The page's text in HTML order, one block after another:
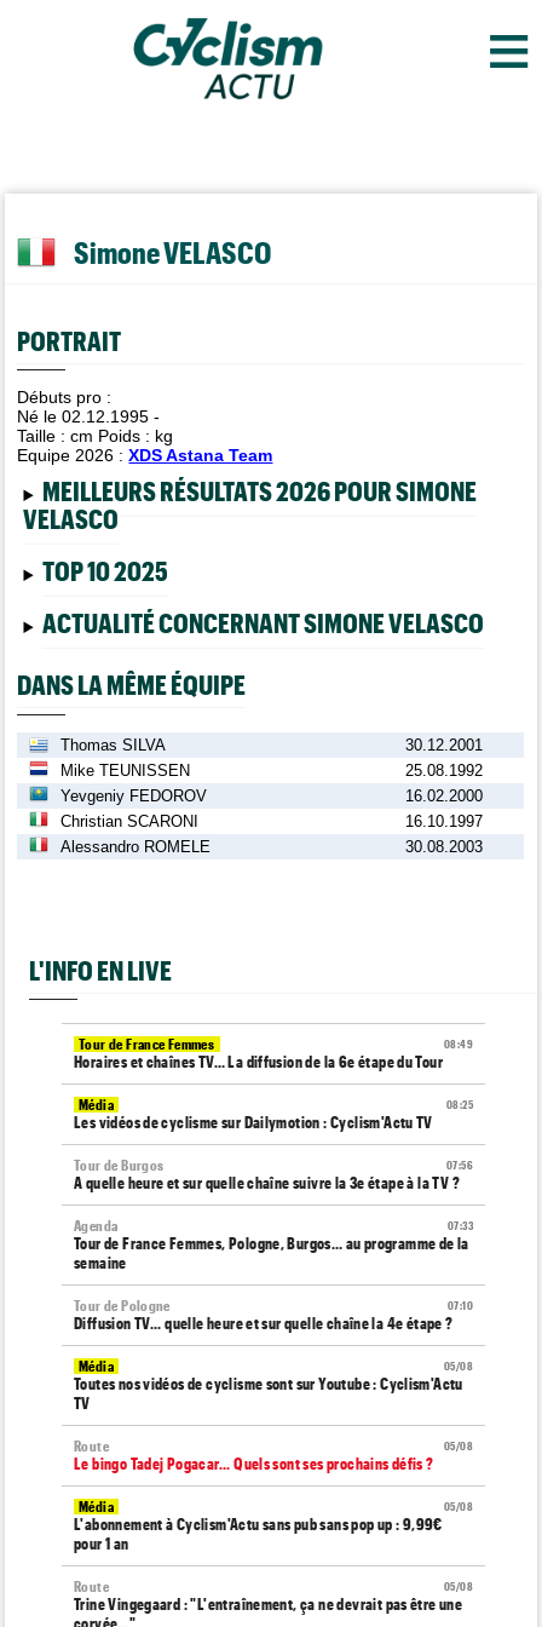
≡
Simone VELASCO
PORTRAIT
Débuts pro :
Né le 02.12.1995 -
Taille :cm Poids : kg
Equipe 2026 :XDS Astana Team
MEILLEURS RÉSULTATS 2026 POUR SIMONE
VELASCO
TOP 10 2025
ACTUALITÉ CONCERNANT SIMONE VELASCO
DANS LA MÊME ÉQUIPE
Thomas SILVA
30.12.2001
Mike TEUNISSEN
25.08.1992
Yevgeniy FEDOROV
16.02.2000
Christian SCARONI
16.10.1997
Alessandro ROMELE
30.08.2003
L'INFO EN LIVE
08:49
Tour de France Femmes
Horaires et chaînes TV… La diffusion de la 6e étape du Tour
08:25
Média
Les vidéos de cyclisme sur Dailymotion : Cyclism'Actu TV
07:56
Tour de Burgos
A quelle heure et sur quelle chaîne suivre la 3e étape à la TV ?
07:33
Agenda
Tour de France Femmes, Pologne, Burgos… au programme de la
semaine
07:10
Tour de Pologne
Diffusion TV... quelle heure et sur quelle chaîne la 4e étape ?
05/08
Média
Toutes nos vidéos de cyclisme sont sur Youtube : Cyclism'Actu
TV
05/08
Route
Le bingo Tadej Pogacar... Quels sont ses prochains défis ?
05/08
Média
L'abonnement à Cyclism'Actu sans pub sans pop up : 9,99€
pour 1 an
05/08
Route
Trine Vingegaard : "L'entraînement, ça ne devrait pas être une